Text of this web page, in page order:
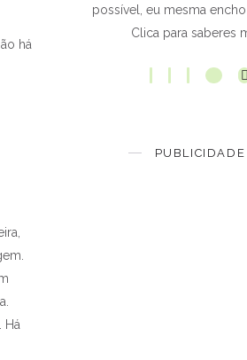
há
Há
possível, eu mesma
Clica para saberes
PUBLICIDADE